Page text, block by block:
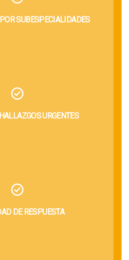
SUBESPECIALIDADES
URGENTES
DE RESPUESTA